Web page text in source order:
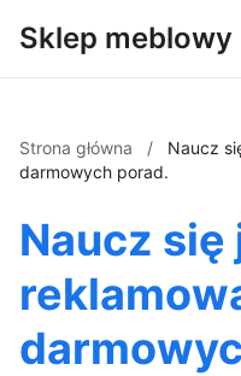
Sklep meblowy
Strona główna /
Naucz
darmowych porad.
Naucz się